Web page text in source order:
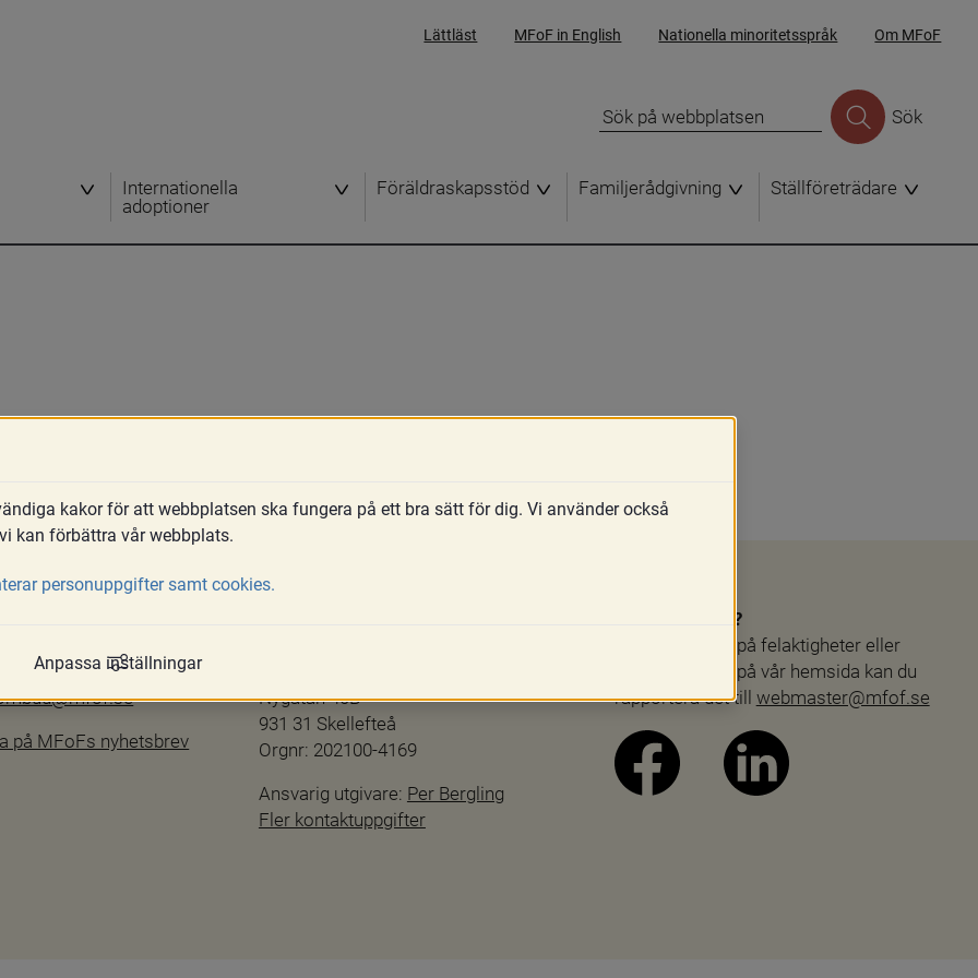
Lättläst MFoF in English Nationella minoritetsspråk Om MFoF
Sök
Internationella
adoptioner
Föräldraskapsstöd Familjerådgivning Ställföreträdare
på MFoFs nyhetsbrev
Nygatan 40B
931 31 Skellefteå
Orgnr: 202100-4169
Ansvarig utgivare: Per Bergling
Fler kontaktuppgifter
Webbproblem?
Skulle du stöta på felaktigheter eller
andra problem på vår hemsida kan du
rapportera det till webmaster@mfof.se
kakor för att webbplatsen ska fungera på ett bra sätt för dig. Vi använder också
kan förbättra vår webbplats.
personuppgifter samt cookies.
Anpassa inställningar